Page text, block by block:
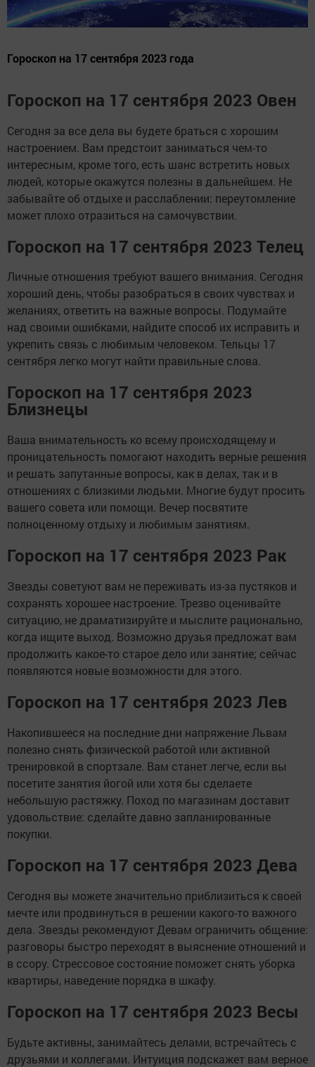
Гороскоп на 17 сентября 2023 года
Гороскоп на 17 сентября 2023 Овен
Сегодня за все дела вы будете браться с хорошим
настроением. Вам предстоит заниматься чем-то
интересным, кроме того, есть шанс встретить новых
людей, которые окажутся полезны в дальнейшем. Не
забывайте об отдыхе и расслаблении: переутомление
может плохо отразиться на самочувствии.
Гороскоп на 17 сентября 2023 Телец
Личные отношения требуют вашего внимания. Сегодня
хороший день, чтобы разобраться в своих чувствах и
желаниях, ответить на важные вопросы. Подумайте
над своими ошибками, найдите способ их исправить и
укрепить связь с любимым человеком. Тельцы 17
сентября легко могут найти правильные слова.
Гороскоп на 17 сентября 2023
Близнецы
Ваша внимательность ко всему происходящему и
проницательность помогают находить верные решения
и решать запутанные вопросы, как в делах, так и в
отношениях с близкими людьми. Многие будут просить
вашего совета или помощи. Вечер посвятите
полноценному отдыху и любимым занятиям.
Гороскоп на 17 сентября 2023 Рак
Звезды советуют вам не переживать из-за пустяков и
сохранять хорошее настроение. Трезво оценивайте
ситуацию, не драматизируйте и мыслите рационально,
когда ищите выход. Возможно друзья предложат вам
продолжить какое-то старое дело или занятие; сейчас
появляются новые возможности для этого.
Гороскоп на 17 сентября 2023 Лев
Накопившееся на последние дни напряжение Львам
полезно снять физической работой или активной
тренировкой в спортзале. Вам станет легче, если вы
посетите занятия йогой или хотя бы сделаете
небольшую растяжку. Поход по магазинам доставит
удовольствие: сделайте давно запланированные
покупки.
Гороскоп на 17 сентября 2023 Дева
Сегодня вы можете значительно приблизиться к своей
мечте или продвинуться в решении какого-то важного
дела. Звезды рекомендуют Девам ограничить общение:
разговоры быстро переходят в выяснение отношений и
в ссору. Стрессовое состояние поможет снять уборка
квартиры, наведение порядка в шкафу.
Гороскоп на 17 сентября 2023 Весы
Будьте активны, занимайтесь делами, встречайтесь с
друзьями и коллегами. Интуиция подскажет вам верное